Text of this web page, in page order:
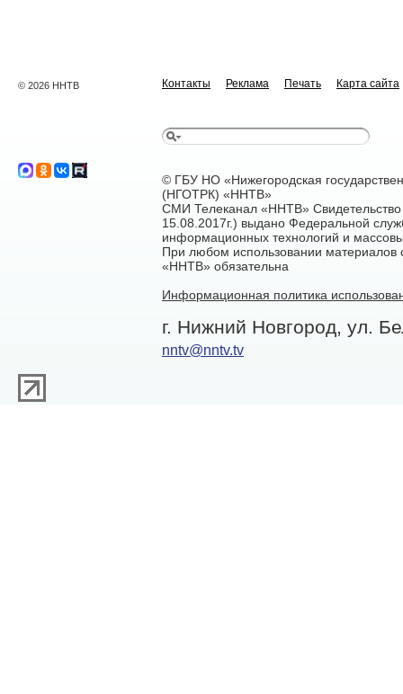
© 2026 ННТВ Контакты Реклама Печать Карта сайта
© ГБУ НО «Нижегородская
(НГОТРК) «ННТВ»
СМИ Телеканал «ННТВ»
15.08.2017г.) выдано Федеральной
информационных технологий и
При любом использовании материалов
«ННТВ» обязательна
Информационная политика
г. Нижний Новгород, ул.
nntv@nntv.tv